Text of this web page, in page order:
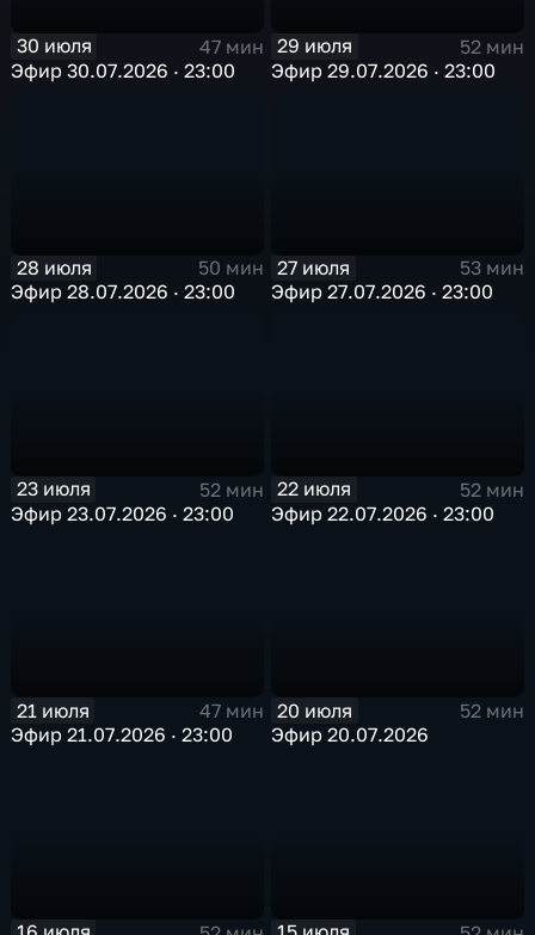
30 июля
47 мин
Эфир 30.07.2026 · 23:00
29 июля
52 мин
Эфир 29.07.2026 · 23:00
28 июля
50 мин
Эфир 28.07.2026 · 23:00
27 июля
53 мин
Эфир 27.07.2026 · 23:00
23 июля
52 мин
Эфир 23.07.2026 · 23:00
22 июля
52 мин
Эфир 22.07.2026 · 23:00
21 июля
47 мин
Эфир 21.07.2026 · 23:00
20 июля
52 мин
Эфир 20.07.2026